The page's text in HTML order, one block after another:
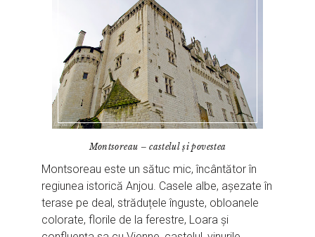
Montsoreau – castelul și povestea
Montsoreau este un sătuc mic, încântător în
regiunea istorică Anjou. Casele albe, așezate în
terase pe deal, străduțele înguste, obloanele
colorate, florile de la ferestre, Loara și